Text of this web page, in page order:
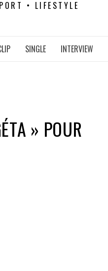
• LIFESTYLE
SINGLE INTERVIEW
» POUR